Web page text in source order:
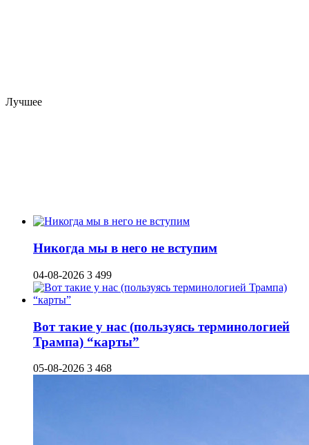
Лучшее
Никогда мы в него не вступим
04-08-2026 3 499
Вот такие у нас (пользуясь терминологией
Трампа) “карты”
05-08-2026 3 468